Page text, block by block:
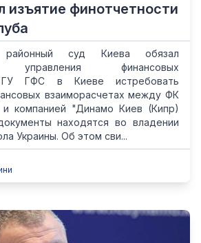
изъятие финотчетности
районный суд Киева обязал
управления финансовых
ГУ ГФС в Киеве истребовать
взаиморасчетах между ФК
компанией "Динамо Киев (Кипр)
находятся во владении
Украины. Об этом сви...